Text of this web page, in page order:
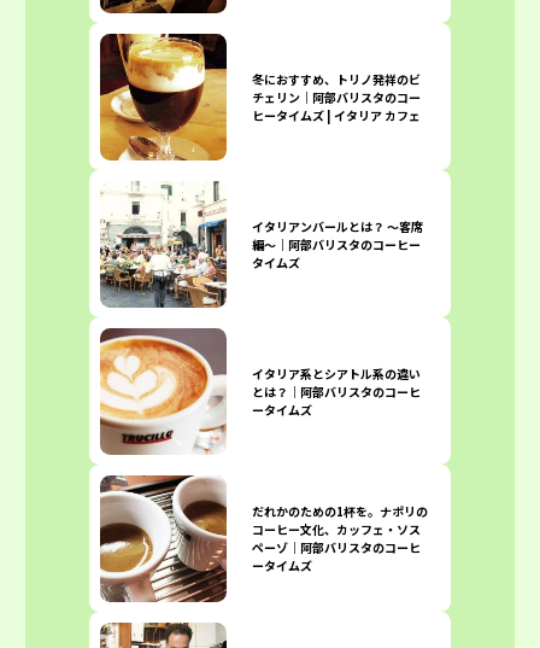
冬におすすめ、トリノ発祥のビ
チェリン｜阿部バリスタのコー
ヒータイムズ | イタリア カフェ
イタリアンバールとは？ 〜客席
編〜｜阿部バリスタのコーヒー
タイムズ
イタリア系とシアトル系の違い
とは？｜阿部バリスタのコーヒ
ータイムズ
だれかのための1杯を。ナポリの
コーヒー文化、カッフェ・ソス
ペーゾ｜阿部バリスタのコーヒ
ータイムズ